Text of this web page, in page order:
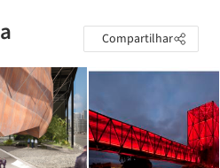
Compartilhar